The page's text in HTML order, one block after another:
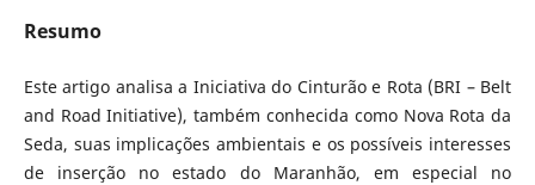
Resumo
Este artigo analisa a Iniciativa do Cinturão e Rota (BRI – Belt
and Road Initiative), também conhecida como Nova Rota da
Seda, suas implicações ambientais e os possíveis interesses
de inserção no estado do Maranhão, em especial no